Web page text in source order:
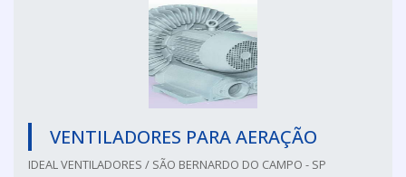
VENTILADORES PARA AERAÇÃO
IDEAL VENTILADORES / SÃO BERNARDO DO CAMPO - SP